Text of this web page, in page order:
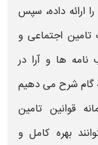
را ارائه داده، سپس
تامین اجتماعی و
نامه ها و آرا در
گام شرح می‌ دهیم
قوانین تامین
بهره‌ کامل و